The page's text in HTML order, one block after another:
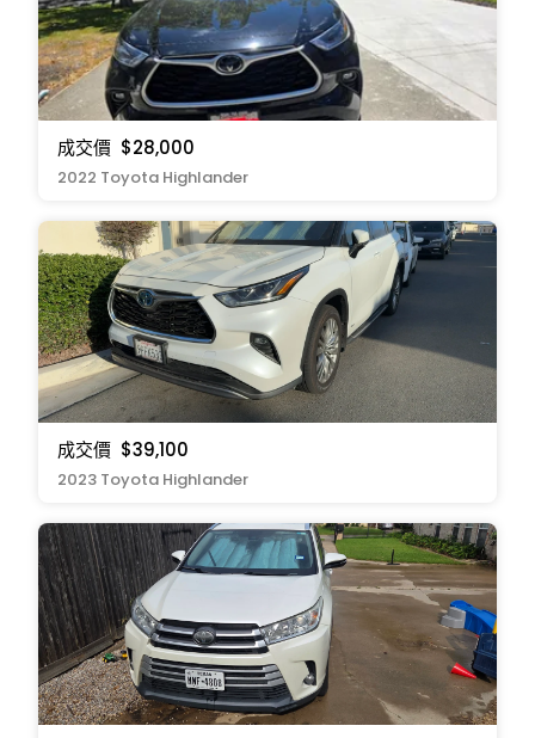
成交價 $28,000
2022 Toyota Highlander
成交價 $39,100
2023 Toyota Highlander